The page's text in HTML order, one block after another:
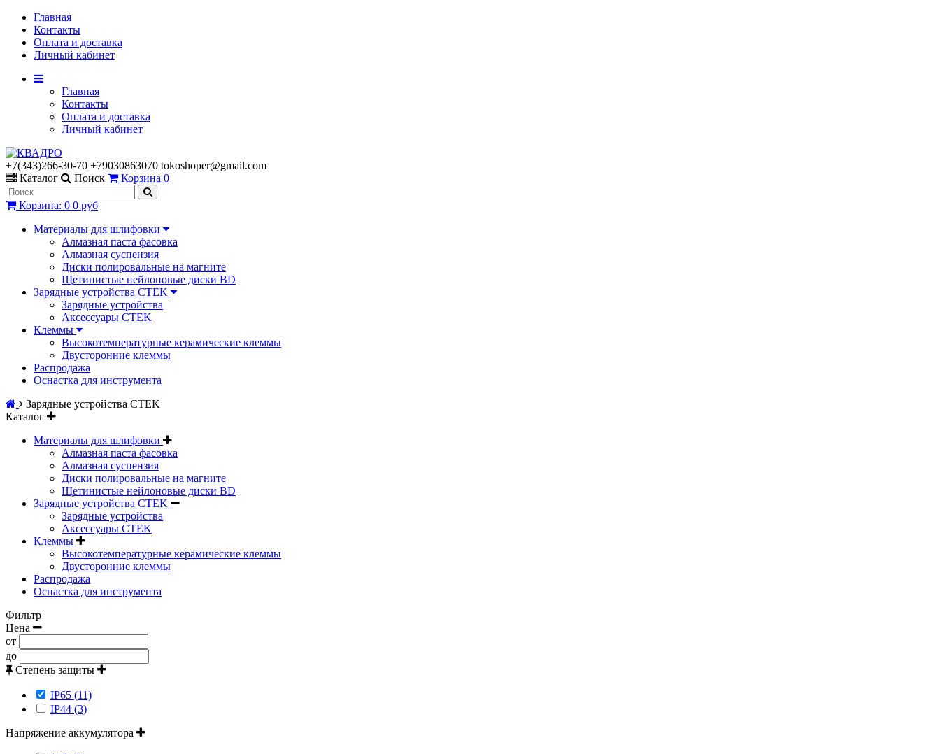
Главная
Контакты
Оплата и доставка
Личный кабинет
Главная
Контакты
Оплата и доставка
Личный кабинет
+7(343)266-30-70 +79030863070 tokoshoper@gmail.com
Каталог
Поиск Корзина 0
Корзина: 0 0 руб
Материалы для шлифовки
Алмазная паста фасовка
Алмазная суспензия
Диски полировальные на магните
Щетинистые нейлоновые диски BD
Зарядные устройства CTEK
Зарядные устройства
Аксессуары CTEK
Клеммы
Высокотемпературные керамические клеммы
Двусторонние клеммы
Распродажа
Оснастка для инструмента
Зарядные устройства CTEK
Каталог
Материалы для шлифовки
Алмазная паста фасовка
Алмазная суспензия
Диски полировальные на магните
Щетинистые нейлоновые диски BD
Зарядные устройства CTEK
Зарядные устройства
Аксессуары CTEK
Клеммы
Высокотемпературные керамические клеммы
Двусторонние клеммы
Распродажа
Оснастка для инструмента
Фильтр
Цена
от
до
Степень защиты
IP65 (11)
IP44 (3)
Напряжение аккумулятора